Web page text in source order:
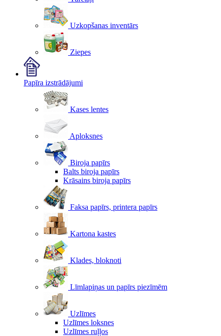
Uzkopšanas inventārs
Ziepes
Papīra izstrādājumi
Kases lentes
Aploksnes
Biroja papīrs
Balts biroja papīrs
Krāsains biroja papīrs
Faksa papīrs, printera papīrs
Kartona kastes
Klades, bloknoti
Līmlapiņas un papīrs piezīmēm
Uzlīmes
Uzlīmes loksnes
Uzlīmes ruļļos